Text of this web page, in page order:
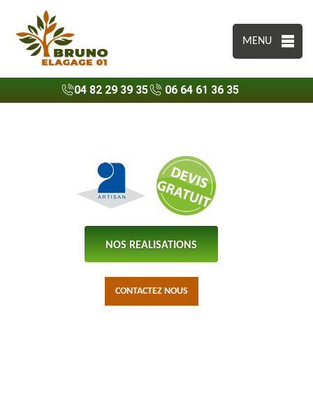
MENU
04 82 29 39 35 06 64 61 36 35
NOS REALISATIONS
CONTACTEZ NOUS